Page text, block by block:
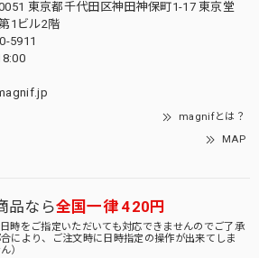
東京都千代田区神田神保町1-17 東京堂
1ビル2階
5911
magnifとは？
MAP
品なら全国一律 420円
時をご指定いただいても対応できませんのでご了承
により、ご注文時に日時指定の操作が出来てしま
）